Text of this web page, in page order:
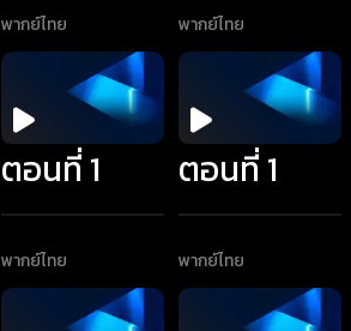
พากย์ไทย พากย์ไทย
ตอนที่ 1
พากย์ไทย
ตอนที่ 1
พากย์ไทย